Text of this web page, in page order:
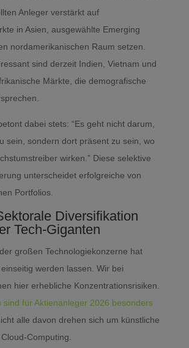
Anleger verstärkt auf
in Asien, ausgewählte Emerging
nordamerikanischen Raum setzen.
sind derzeit Indien, Vietnam und
Märkte, die demografische
dabei stets: “Es geht nicht darum,
sein, sondern dort präsent zu sein, wo
wirken.” Diese selektive
unterscheidet erfolgreiche von
Portfolios.
Diversifikation
Tech-Giganten
großen Technologiekonzerne hat
werden lassen. Wir bei
hier erhebliche Konzentrationsrisiken.
sind für Aktienanleger 2026 besonders
alle davon drehen sich um künstliche
Computing.